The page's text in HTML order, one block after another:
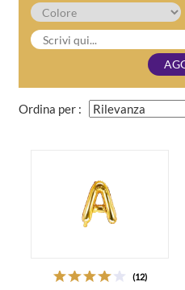
Ordina per :
(12)